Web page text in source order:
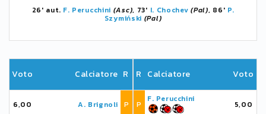
26' aut. F. Perucchini (Asc), 73' I. Chochev (Pal), 86' P.
Szymiński (Pal)
Voto Calciatore R
6,00 A. Brignoli P
R Calciatore Voto
P
F. Perucchini
5,00